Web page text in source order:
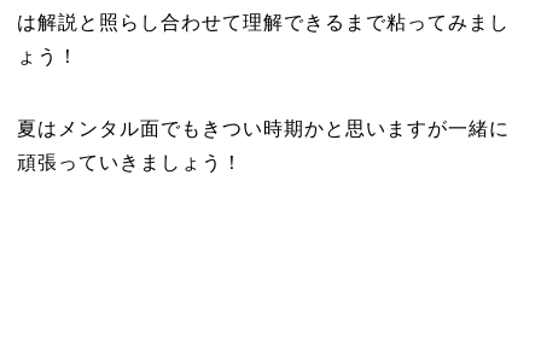
は解説と照らし合わせて理解できるまで粘ってみまし
ょう！
夏はメンタル面でもきつい時期かと思いますが一緒に
頑張っていきましょう！